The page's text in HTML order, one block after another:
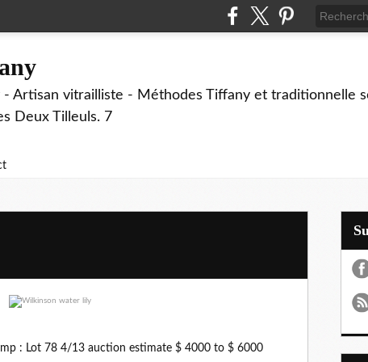
- Artisan vitrailliste - Méthodes Tiffany et traditionnelle
Deux Tilleuls. 7
: Lot 78 4/13 auction estimate $ 4000 to $ 6000